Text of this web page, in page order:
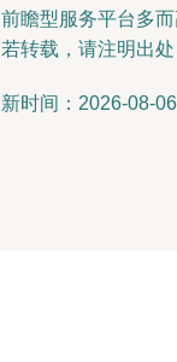
瞻型服务平台多
转载，请注明出
时间：2026-08-